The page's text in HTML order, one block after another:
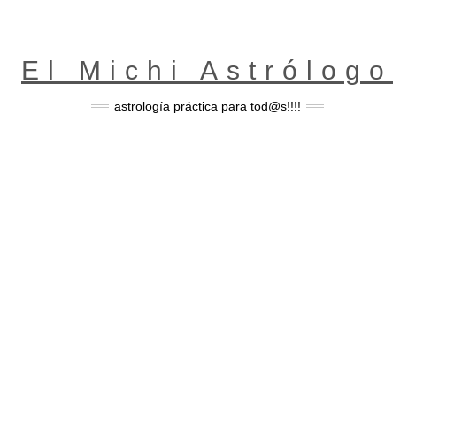
El Michi Astrólogo
astrología práctica para tod@s!!!!